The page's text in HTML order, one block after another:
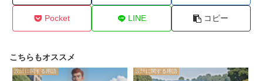
Pocket LINE コピー
こちらもオススメ
設計に関する用語 設計に関する用語